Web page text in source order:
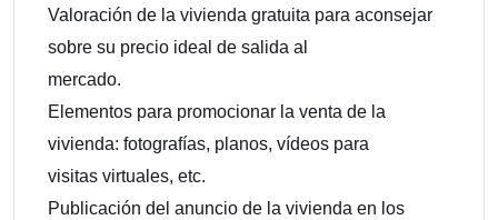
Valoración de la vivienda gratuita para aconsejar
sobre su precio ideal de salida al
mercado.
Elementos para promocionar la venta de la
vivienda: fotografías, planos, vídeos para
visitas virtuales, etc.
Publicación del anuncio de la vivienda en los